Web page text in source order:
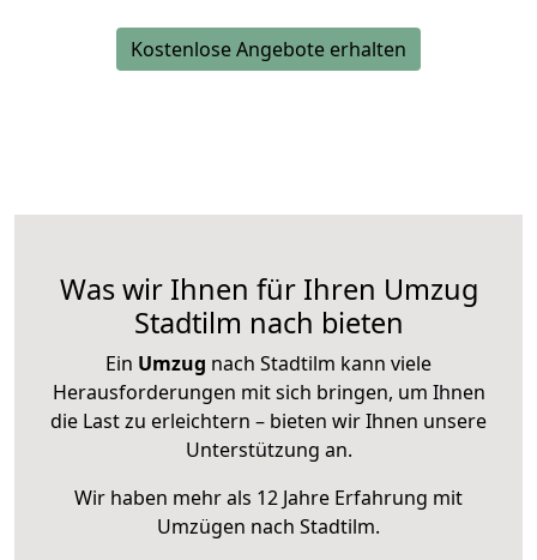
Kostenlose Angebote erhalten
Was wir Ihnen für Ihren Umzug
Stadtilm nach bieten
Ein Umzug nach Stadtilm kann viele
Herausforderungen mit sich bringen, um Ihnen
die Last zu erleichtern – bieten wir Ihnen unsere
Unterstützung an.
Wir haben mehr als 12 Jahre Erfahrung mit
Umzügen nach Stadtilm.